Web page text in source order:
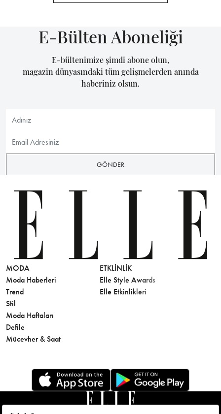
E-Bülten Aboneliği
E-bültenimize şimdi abone olun,
magazin dünyasındaki tüm gelişmelerden anında
haberiniz olsun.
GÖNDER
MODA
Moda Haberleri
Trend
Stil
Moda Haftaları
Defile
Mücevher & Saat
ETKLINLIK
Elle Style Awards
Elle Etkinlikleri